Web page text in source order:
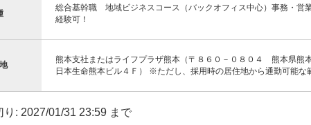
総合基幹職 地域ビジネスコース（バックオフィス中心）事務・営
経験可！
熊本支社またはライフプラザ熊本（〒８６０－０８０４ 熊本県熊
日本生命熊本ビル４Ｆ） ※ただし、採用時の居住地から通勤可能な
り: 2027/01/31 23:59 まで